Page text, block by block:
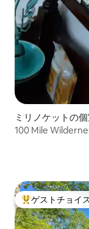
ミリノケットの
100 Mile
大好評のゲスト
ゲストチョイス